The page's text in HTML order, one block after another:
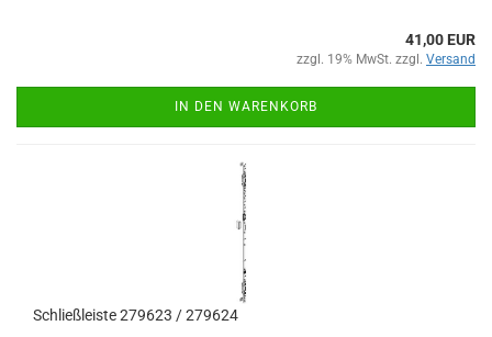
41,00 EUR
zzgl. 19% MwSt. zzgl. Versand
IN DEN WARENKORB
Schließ­leis­te 279623 / 279624